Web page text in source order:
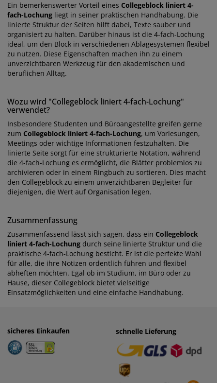
Ein bemerkenswerter Vorteil eines Collegeblock liniert 4-
fach-Lochung liegt in seiner praktischen Handhabung. Die
linierte Struktur der Seiten hilft dabei, Texte sauber und
organisiert zu halten. Darüber hinaus ist die 4-fach-Lochung
ideal, um den Block in verschiedenen Ablagesystemen flexibel
zu nutzen. Diese Eigenschaften machen ihn zu einem
unverzichtbaren Werkzeug für den akademischen und
beruflichen Alltag.
Wozu wird "Collegeblock liniert 4-fach-Lochung"
verwendet?
Insbesondere Studenten und Büroangestellte greifen gerne
zum Collegeblock liniert 4-fach-Lochung, um Vorlesungen,
Meetings oder wichtige Informationen festzuhalten. Die
linierte Seite sorgt für eine strukturierte Notation, während
die 4-fach-Lochung es ermöglicht, die Blätter problemlos zu
archivieren oder in einem Ringbuch zu sortieren. Dies macht
den Collegeblock zu einem unverzichtbaren Begleiter für
diejenigen, die Wert auf Organisation legen.
Zusammenfassung
Zusammenfassend lässt sich sagen, dass ein Collegeblock
liniert 4-fach-Lochung durch seine linierte Struktur und die
praktische 4-fach-Lochung besticht. Er ist die perfekte Wahl
für alle, die ihre Notizen ordentlich führen und flexibel
abheften möchten. Egal ob im Studium, im Büro oder zu
Hause, dieser Collegeblock bietet vielseitige
Einsatzmöglichkeiten und eine einfache Handhabung.
sicheres Einkaufen einfaches Zahlen
· Rechnung
· Vorkasse
schnelle Lieferung